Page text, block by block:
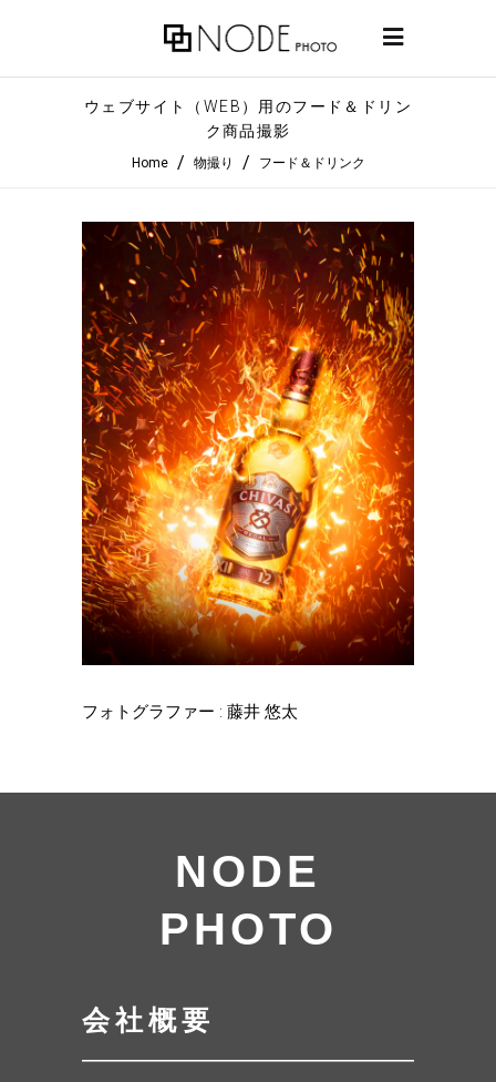
ウェブサイト（WEB）用のフード＆ドリン
ク商品撮影
Home/ 物撮り / フード＆ドリンク
フォトグラファー : 藤井 悠太
NODE
PHOTO
会社概要